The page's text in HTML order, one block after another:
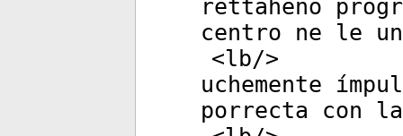
rettaheno
centro ne le
<lb/>
uchemente
porrecta con